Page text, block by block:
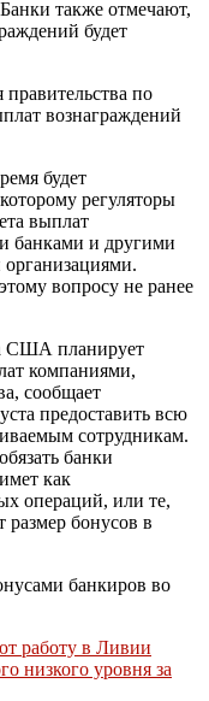
также отмечают,
будет
по
вознаграждений
будет
регуляторы
выплат
банками и другими
вопросу не ранее
США планирует
компаниями,
сообщает
предоставить всю
сотрудникам.
банки
как
операций, или те,
размер бонусов в
банкиров во
работу в Ливии
низкого уровня за